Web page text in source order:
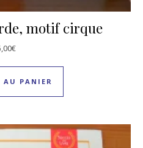
motif cirque
€
AU PANIER